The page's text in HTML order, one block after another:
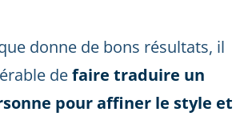
donne de bons résultats, il
defaire traduire un
pour affiner le style et